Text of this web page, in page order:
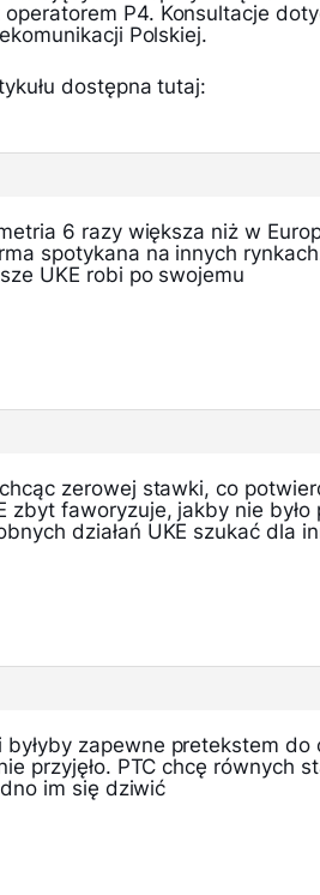
P4. Konsultacje
Polskiej.
dostępna tutaj:
6 razy większa niż w
spotykana na innych
UKE robi po swojemu
zerowej stawki, co
zbyt faworyzuje, jakby nie
działań UKE szukać dla
zapewne pretekstem do
przyjęło. PTC chcę równych
im się dziwić